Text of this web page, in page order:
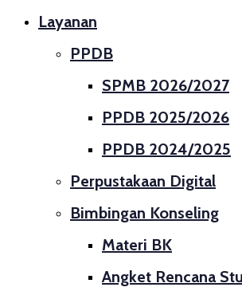
Layanan
PPDB
SPMB 2026/2027
PPDB 2025/2026
PPDB 2024/2025
Perpustakaan Digital
Bimbingan Konseling
Materi BK
Angket Rencana